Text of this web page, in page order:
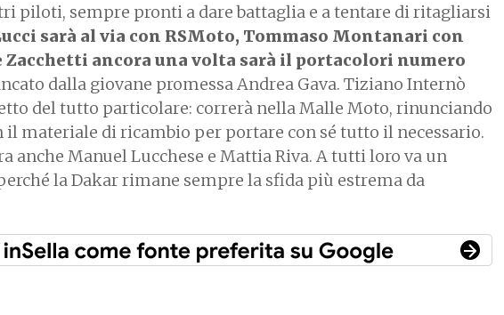
piloti, sempre pronti a dare battaglia e a tentare di ritagliarsi
sarà al via con RSMoto, Tommaso Montanari con
Zacchetti ancora una volta sarà il portacolori numero
dalla giovane promessa Andrea Gava. Tiziano Internò
del tutto particolare: correrà nella Malle Moto, rinunciando
il materiale di ricambio per portare con sé tutto il necessario.
anche Manuel Lucchese e Mattia Riva. A tutti loro va un
la Dakar rimane sempre la sfida più estrema da